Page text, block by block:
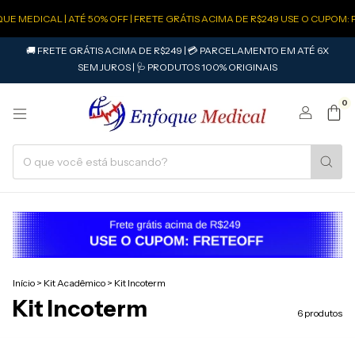
MEDICAL | ATÉ 50% OFF | FRETE GRÁTIS ACIMA DE R$249 USE O CUPOM:
🚚 FRETE GRÁTIS ACIMA DE R$249 | 💳 PARCELAMENTO EM ATÉ 6X
SEM JUROS | 🩺 PRODUTOS 100% ORIGINAIS
0
Início > Kit Acadêmico > Kit Incoterm
Kit Incoterm 6 produtos